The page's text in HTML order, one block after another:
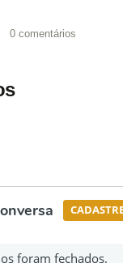
0 comentários